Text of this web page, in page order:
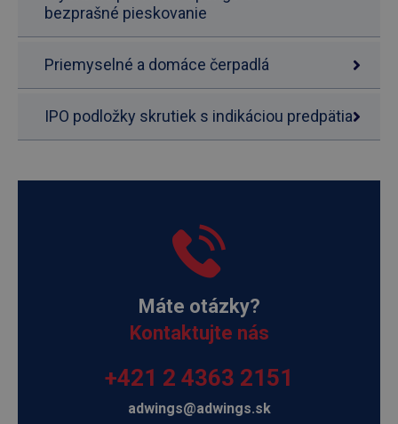
bezprašné pieskovanie
Priemyselné a domáce čerpadlá
IPO podložky skrutiek s indikáciou predpätia
Máte otázky?
Kontaktujte nás
+421 2 4363 2151
adwings@adwings.sk